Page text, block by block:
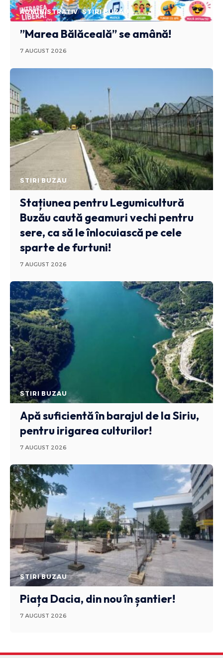
ADMINISTRATIV STIRI BUZAU
”Marea Bălăceală” se amână!
7 AUGUST 2026
STIRI BUZAU
Stațiunea pentru Legumicultură
Buzău caută geamuri vechi pentru
sere, ca să le înlocuiască pe cele
sparte de furtuni!
7 AUGUST 2026
STIRI BUZAU
Apă suficientă în barajul de la Siriu,
pentru irigarea culturilor!
7 AUGUST 2026
STIRI BUZAU
Piața Dacia, din nou în șantier!
7 AUGUST 2026